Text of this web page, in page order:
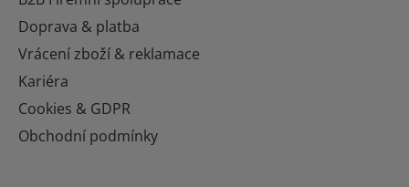
Doprava & platba
Vrácení zboží & reklamace
Kariéra
Cookies & GDPR
Obchodní podmínky